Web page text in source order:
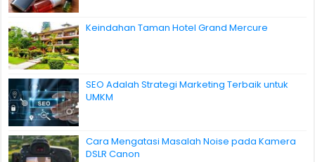
Keindahan Taman Hotel Grand Mercure
SEO Adalah Strategi Marketing Terbaik untuk
UMKM
Cara Mengatasi Masalah Noise pada Kamera
DSLR Canon